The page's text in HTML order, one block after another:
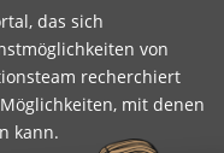
das sich
von
recherchiert
mit denen
kann.